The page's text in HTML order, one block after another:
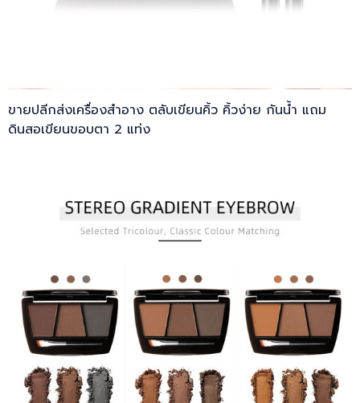
ขายปลีกส่งเครื่องสำอาง ตลับเขียนคิ้ว คิ้วง่าย กันน้ำ แถม
ดินสอเขียนขอบตา 2 แท่ง